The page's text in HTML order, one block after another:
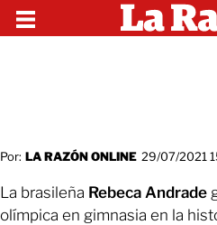
Por: LA RAZÓN ONLINE 29/07/2021
La brasileña Rebeca Andrade
olímpica en gimnasia en la